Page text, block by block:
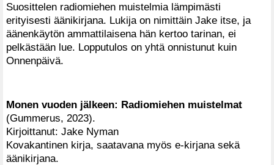
Suosittelen radiomiehen muistelmia lämpimästi
erityisesti äänikirjana. Lukija on nimittäin Jake itse, ja
äänenkäytön ammattilaisena hän kertoo tarinan, ei
pelkästään lue. Lopputulos on yhtä onnistunut kuin
Onnenpäivä.
Monen vuoden jälkeen: Radiomiehen muistelmat
(Gummerus, 2023).
Kirjoittanut: Jake Nyman
Kovakantinen kirja, saatavana myös e-kirjana sekä
äänikirjana.